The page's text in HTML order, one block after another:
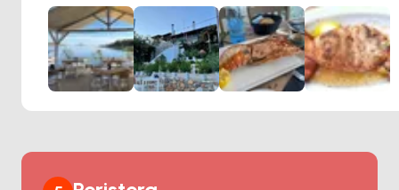
kadeh şarabınızı yudumlarken, Fanari huzur ve lezzeti bir
araya getirir.